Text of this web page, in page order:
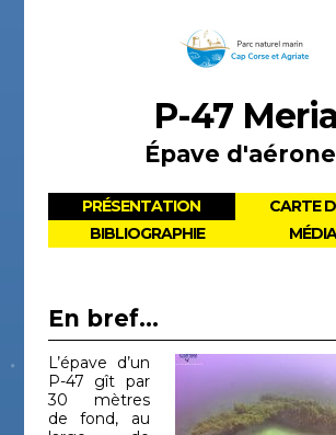
P-47 Meria
Épave
PRÉSENTATION
CARTE
BIBLIOGRAPHIE
En bref...
L’épave d’un
P-47 gît par
30 mètres
de fond, au